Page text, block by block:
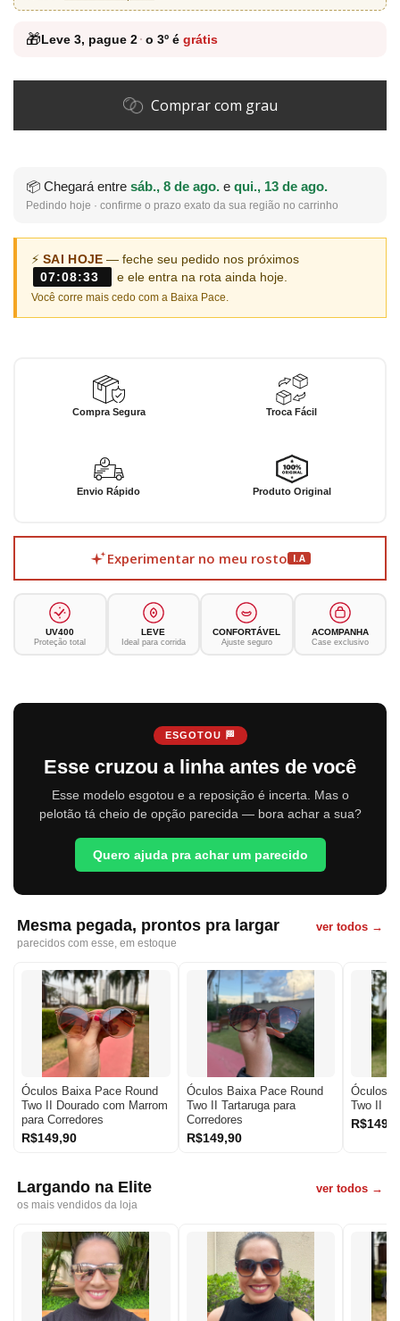
🎁Leve 3, pague 2· o 3º é grátis
Comprar com grau
📦 Chegará entre sáb., 8 de ago. e qui., 13 de ago.
Pedindo hoje · confirme o prazo exato da sua região no carrinho
⚡ SAI HOJE — feche seu pedido nos próximos
07:08:33
e ele entra na rota ainda hoje.
Você corre mais cedo com a Baixa Pace.
Compra Segura Troca Fácil
Envio Rápido Produto Original
Experimentar no meu rosto I.A
UV400
Proteção total
LEVE
Ideal para corrida
CONFORTÁVEL
Ajuste seguro
ACOMPANHA
Case exclusivo
ESGOTOU 🏁
Esse cruzou a linha antes de você
Esse modelo esgotou e a reposição é incerta. Mas o
pelotão tá cheio de opção parecida — bora achar a sua?
Quero ajuda pra achar um parecido
Mesma pegada, prontos pra largar
parecidos com esse, em estoque
ver todos →
Óculos Baixa Pace Round
Two II Dourado com Marrom
para Corredores
R$149,90
Óculos Baixa Pace Round
Two II Tartaruga para
Corredores
R$149,90
Óculos
Two II
Largando na Elite
os mais vendidos da loja
ver todos →